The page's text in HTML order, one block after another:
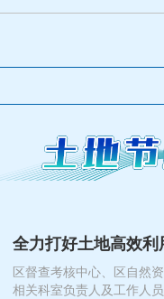
全力打好土地高效利
区督查考核中心、区自然
相关科室负责人及工作人